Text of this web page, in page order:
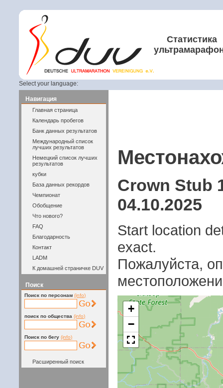
Статистика
Select your language:
Навигация
Главная страница
Календарь пробегов
Банк данных результатов
Международный список
лучших результатов
Немецкий список лучших
результатов
кубки
База данных рекордов
Чемпионат
Обобщение
Что нового?
FAQ
Благодарность
Контакт
LADM
К домашней страничке DUV
Поиск
Поиск по персонам (info)
поиск по общества (info)
Поиск по бегу (info)
Расширенный поиск
Crown Stub
04.10.2025
Start location
exact.
Пожалуйста,
+
−